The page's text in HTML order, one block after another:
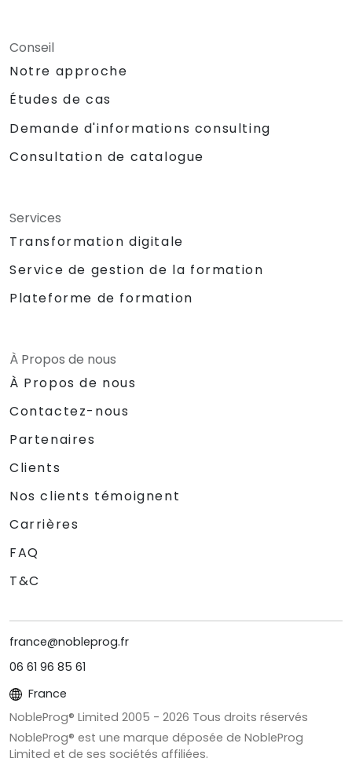
Conseil
Notre approche
Études de cas
Demande d'informations consulting
Consultation de catalogue
Services
Transformation digitale
Service de gestion de la formation
Plateforme de formation
À Propos de nous
À Propos de nous
Contactez-nous
Partenaires
Clients
Nos clients témoignent
Carrières
FAQ
T&C
france@nobleprog.fr
06 61 96 85 61
France
NobleProg® Limited 2005 - 2026 Tous droits réservés
NobleProg® est une marque déposée de NobleProg
Limited et de ses sociétés affiliées.